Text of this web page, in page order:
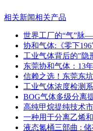
相关新闻相关产品
世界工厂的“气”脉
协和气体:《零下
工业气体背后的"隐
东莞协和气体：13
信赖之选！东莞东
工业气体浓度检测
BOG气体多级分离
高纯甲烷提纯技术
一种用于分离乙烯
液态氮桶三部曲 :